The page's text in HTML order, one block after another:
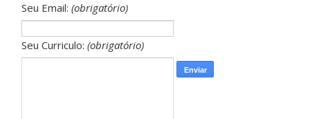
Seu Email:(obrigatório)
Seu Curriculo:(obrigatório)